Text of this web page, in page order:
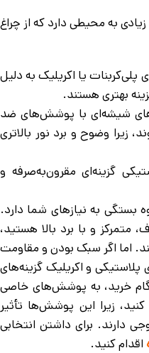
به محیطی دارد که از چراغ
پلی‌کربنات یا اکریلیک به دلیل
بهتری هستند.
شیشه‌ای با پوشش‌های ضد
زیرا وضوح و برد نور بالاتری
گزینه‌ای مقرون‌به‌صرفه و
بستگی به نیازهای شما دارد.
متمرکز و با برد بالا هستید،
اما اگر سبک بودن و مقاومت
پلاستیکی و اکریلیک گزینه‌های
خرید، به پوشش‌های خاصی
زیرا این پوشش‌ها تأثیر
دارند. برای داشتن انتخابی
اقدام کنید.